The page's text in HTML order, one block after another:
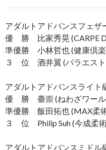
アダルトアドバンスフェザ
優 勝 比家秀晃 (CARPE
準優勝 小林哲也 (健康倶
３ 位 酒井翼 (パラエスト
アダルトアドバンスライト
優 勝 臺崇 (ねわざワール
準優勝 飯田拓也 (MAX柔
３ 位 Philip Suh (今成柔
アダルトアドバンスミドル